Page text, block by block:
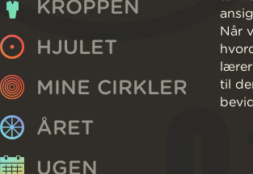
KROPPEN
HJULET
MINE CIRKLER
ÅRET
UGEN
Når
lærer
til